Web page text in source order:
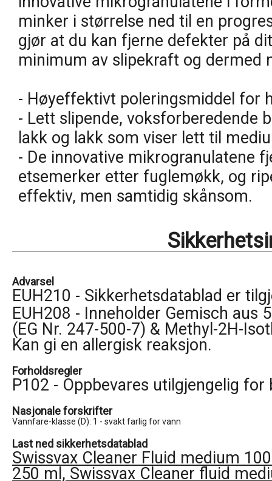
minker i størrelse ned til en
gjør at du kan fjerne defekter på
minimum av slipekraft og dermed
- Høyeffektivt poleringsmiddel for
- Lett slipende, voksforberedende
lakk og lakk som viser lett til
- De innovative mikrogranulatene
etsemerker etter fuglemøkk, og
effektiv, men samtidig skånsom.
Advarsel
EUH210 - Sikkerhetsdatablad er
EUH208 - Inneholder Gemisch aus
(EG Nr. 247-500-7) & Methyl-2H-
Kan gi en allergisk reaksjon.
Forholdsregler
P102 - Oppbevares utilgjengelig for
Nasjonale forskrifter
Vannfare-klasse (D): 1 - svakt farlig for vann
Last ned sikkerhetsdatablad
Swissvax Cleaner Fluid medium
250 ml, Swissvax Cleaner fluid